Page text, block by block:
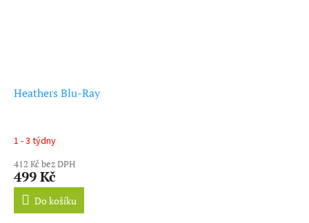
Heathers Blu-Ray
1 - 3 týdny
412 Kč bez DPH
499 Kč
Do košíku